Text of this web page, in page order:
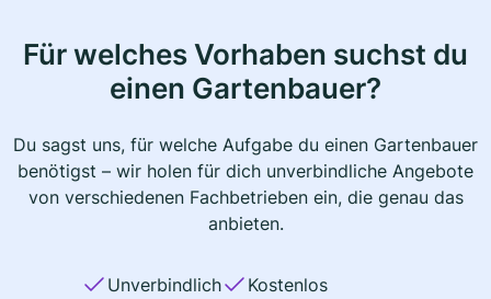
Für welches Vorhaben suchst du
einen Gartenbauer?
Du sagst uns, für welche Aufgabe du einen Gartenbauer
benötigst – wir holen für dich unverbindliche Angebote
von verschiedenen Fachbetrieben ein, die genau das
anbieten.
Unverbindlich
Kostenlos